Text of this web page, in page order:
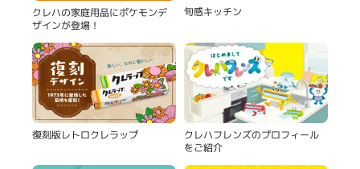
クレハの家庭用品にポケモンデ
ザインが登場！
旬感キッチン
復刻版レトロクレラップ クレハフレンズのプロフィール
をご紹介